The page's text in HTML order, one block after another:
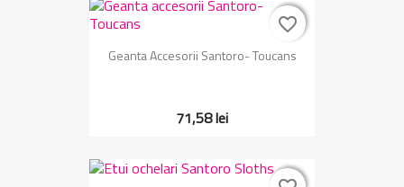
Geanta Accesorii Santoro- Toucans
71,58 lei
favorite_border
favorite_border